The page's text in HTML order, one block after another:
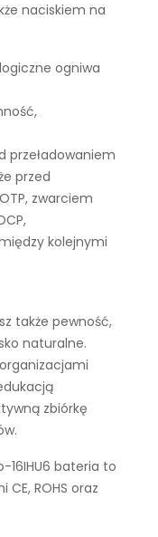
naciskiem na
ogniwa
przeładowaniem
przed
zwarciem
kolejnymi
także pewność,
naturalne.
zbiórkę
16IHU6 bateria to
ROHS oraz